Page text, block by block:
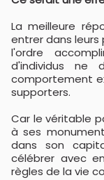
La meilleure
entrer dans
l'ordre
d'individus ne
comportement
supporters.
Car le véritable
à ses
dans son
célébrer avec
règles de la vie